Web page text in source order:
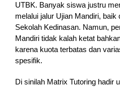
UTBK. Banyak siswa justru
melalui jalur Ujian Mandiri,
Sekolah Kedinasan. Namun,
Mandiri tidak kalah ketat
karena kuota terbatas dan
spesifik.
Di sinilah Matrix Tutoring hadir